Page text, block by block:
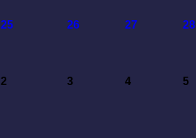
25 26 27 28
2 3 4 5